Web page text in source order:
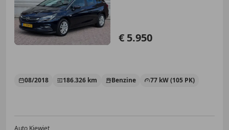
€ 5.950
08/2018 186.326 km Benzine 77 kW (105 PK)